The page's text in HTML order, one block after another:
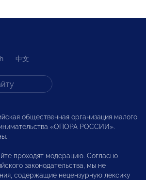
中文
общественная организация малого
«ОПОРА РОССИИ».
проходят модерацию. Согласно
законодательства, мы не
содержащие нецензурную лексику